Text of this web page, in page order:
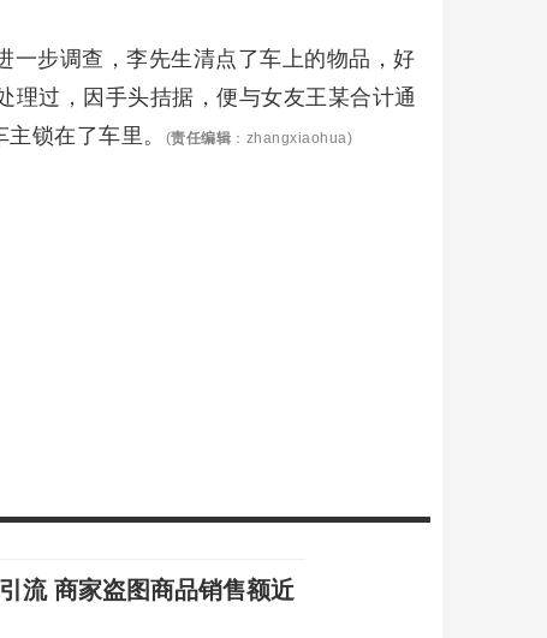
一步调查，李先生清点了车上的物品，好
过，因手头拮据，便与女友王某合计通
锁在了车里。
(责任编辑 ：zhangxiaohua)
流 商家盗图商品销售额近